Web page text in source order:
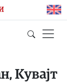
Кувајт